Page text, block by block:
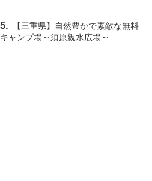
【三重県】自然豊かで素敵な無料
キャンプ場～須原親水広場～